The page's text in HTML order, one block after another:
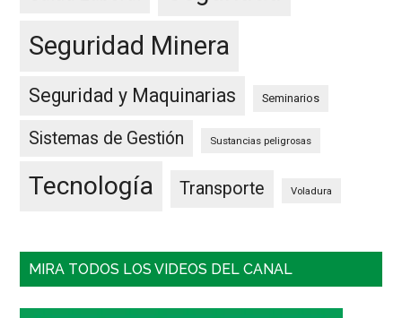
Seguridad Minera
Seguridad y Maquinarias Seminarios
Sistemas de Gestión Sustancias peligrosas
Tecnología Transporte Voladura
MIRA TODOS LOS VIDEOS DEL CANAL